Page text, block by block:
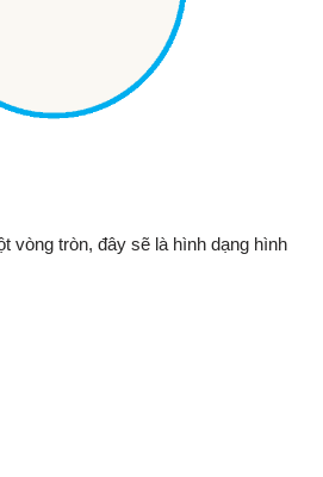
vòng tròn, đây sẽ là hình dạng hình